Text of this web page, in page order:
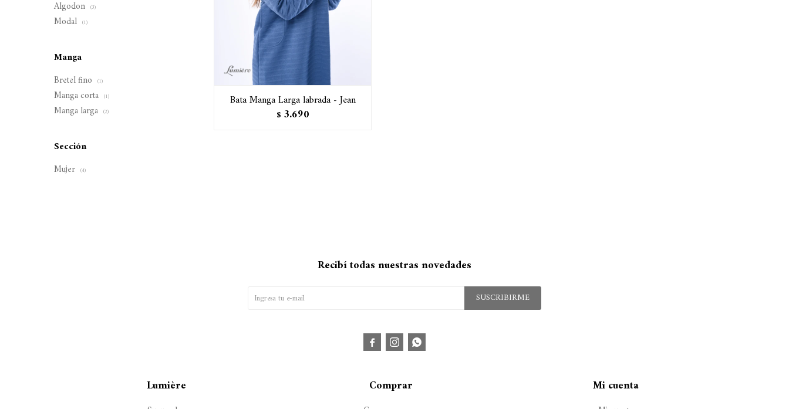
Bata Manga Larga labrada - Jean
$ 3.690
Algodon (3)
Modal (1)
Manga
Bretel fino (1)
Manga corta (1)
Manga larga (2)
Sección
Mujer (4)
Lumière Comprar Mi cuenta
Recibí todas nuestras novedades
SUSCRIBIRME
  